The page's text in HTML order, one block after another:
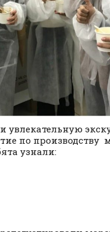
увлекательную
по производству
узнали: